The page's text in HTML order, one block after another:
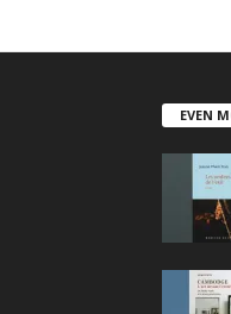
EVEN